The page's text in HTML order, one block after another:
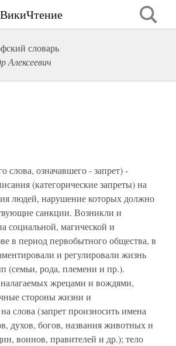
ВикиЧтение
словарь
Алексеевич
слова, означавшего - запрет) -
(категорические запреты) на
людей, нарушение которых должно
санкции. Возникли и
социальной, магической и
в период первобытного общества, в
и регулировали жизнь
(семьи, рода, племени и пр.).
жрецами и вождями,
стороны жизни и
слова (запрет произносить имена
духов, богов, названия животных и
воинов, правителей и др.); тело